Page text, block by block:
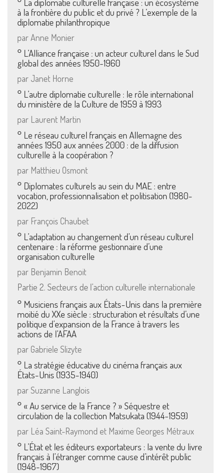
à la frontière du public et du privé ? L’exemple de la
diplomatie philanthropique
par Anne Monier
° L’Alliance française : un acteur culturel dans le Sud
global des années 1950-1960
par Janet Horne
° L’autre diplomatie culturelle : le rôle international
du ministère de la Culture de 1959 à 1993
par Laurent Martin
° Le réseau culturel français en Allemagne des
années 1950 aux années 2000 : de la diffusion
culturelle à la coopération ?
par Matthieu Osmont
° Diplomates culturels au sein du MAE : entre
vocation, professionnalisation et politisation (1980-
2022)
par François Chaubet
° L’adaptation au changement d’un réseau culturel
centenaire : la réforme gestionnaire d’une
organisation culturelle
par Benjamin Benoit
Partie 2. Secteurs de l’action culturelle internationale
° Musiciens français aux États-Unis dans la première
moitié du XXe siècle : structuration et résultats d’une
politique d’expansion de la France à travers les
actions de l’AFAA
par Gabriele Slizyte
° La stratégie éducative du cinéma français aux
États-Unis (1935-1940)
par Suzanne Langlois
° « Au service de la France ? » Séquestre et
circulation de la collection Matsukata (1944-1959)
par Léa Saint-Raymond et Maxime Georges Métraux
° L’État et les éditeurs exportateurs : la vente du livre
français à l’étranger comme cause d’intérêt public
(1948-1967)